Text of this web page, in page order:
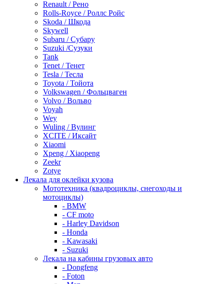
Renault / Рено
Rolls-Royce / Роллс Ройс
Skoda / Шкода
Skywell
Subaru / Субару
Suzuki /Сузуки
Tank
Tenet / Тенет
Tesla / Тесла
Toyota / Тойота
Volkswagen / Фольцваген
Volvo / Вольво
Voyah
Wey
Wuling / Вулинг
XCITE / Иксайт
Xiaomi
Xpeng / Xiaopeng
Zeekr
Zotye
Лекала для оклейки кузова
Мототехника (квадроциклы, снегоходы и
мотоциклы)
- BMW
- CF moto
- Harley Davidson
- Honda
- Kawasaki
- Suzuki
Лекала на кабины грузовых авто
- Dongfeng
- Foton